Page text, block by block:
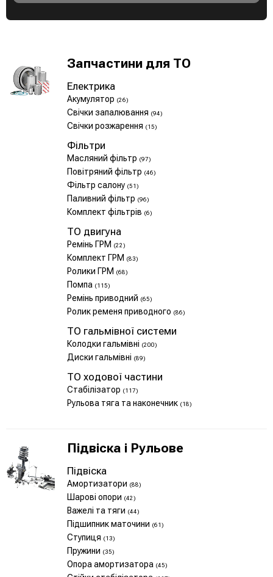
Запчастини для ТО
Електрика
Акумулятор (26)
Свічки запалювання (94)
Свічки розжарення (15)
Фільтри
Масляний фільтр (97)
Повітряний фільтр (46)
Фільтр салону (51)
Паливний фільтр (96)
Комплект фільтрів (6)
ТО двигуна
Ремінь ГРМ (22)
Комплект ГРМ (83)
Ролики ГРМ (68)
Помпа (115)
Ремінь приводний (65)
Ролик ременя приводного (86)
ТО гальмівної системи
Колодки гальмівні (200)
Диски гальмівні (89)
ТО ходової частини
Стабілізатор (117)
Рульова тяга та наконечник (18)
Підвіска і Рульове
Підвіска
Амортизатори (88)
Шарові опори (42)
Важелі та тяги (44)
Підшипник маточини (61)
Ступиця (13)
Пружини (35)
Опора амортизатора (45)